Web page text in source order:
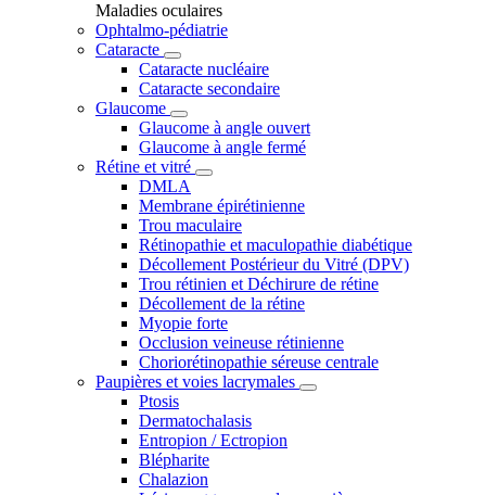
Maladies oculaires
Ophtalmo-pédiatrie
Cataracte
Cataracte nucléaire
Cataracte secondaire
Glaucome
Glaucome à angle ouvert
Glaucome à angle fermé
Rétine et vitré
DMLA
Membrane épirétinienne
Trou maculaire
Rétinopathie et maculopathie diabétique
Décollement Postérieur du Vitré (DPV)
Trou rétinien et Déchirure de rétine
Décollement de la rétine
Myopie forte
Occlusion veineuse rétinienne
Choriorétinopathie séreuse centrale
Paupières et voies lacrymales
Ptosis
Dermatochalasis
Entropion / Ectropion
Blépharite
Chalazion